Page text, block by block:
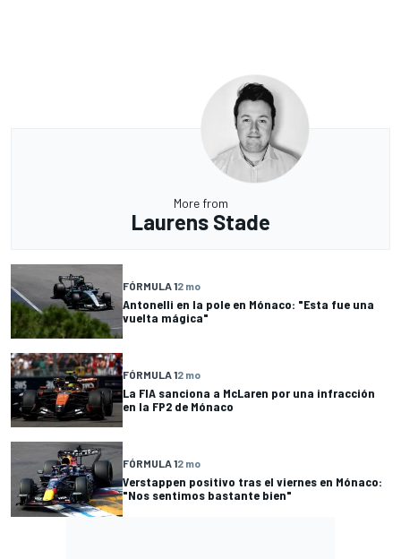
More from
Laurens Stade
FÓRMULA 12 mo
Antonelli en la pole en Mónaco: "Esta fue una
vuelta mágica"
FÓRMULA 12 mo
La FIA sanciona a McLaren por una infracción
en la FP2 de Mónaco
FÓRMULA 12 mo
Verstappen positivo tras el viernes en Mónaco:
"Nos sentimos bastante bien"